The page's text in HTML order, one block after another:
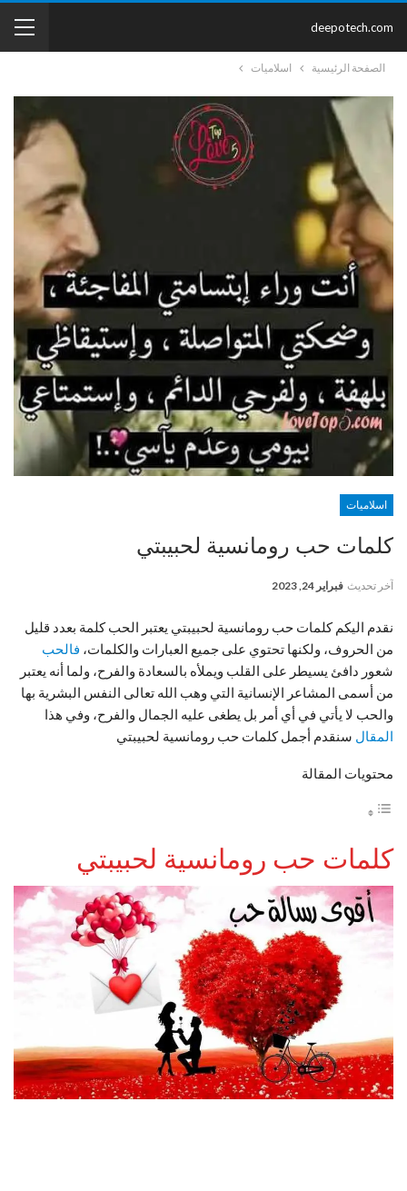
deepotech.com
الصفحة الرئيسية اسلاميات
اسلاميات
كلمات حب رومانسية لحبيبتي
آخر تحديث فبراير 24, 2023
نقدم اليكم كلمات حب رومانسية لحبيبتي يعتبر الحب كلمة بعدد قليل
من الحروف، ولكنها تحتوي على جميع العبارات والكلمات، فالحب
شعور دافئ يسيطر على القلب ويملأه بالسعادة والفرح، ولما أنه يعتبر
من أسمى المشاعر الإنسانية التي وهب الله تعالى النفس البشرية بها
والحب لا يأتي في أي أمر بل يطغى عليه الجمال والفرح، وفي هذا
المقال سنقدم أجمل كلمات حب رومانسية لحبيبتي
محتويات المقالة
كلمات حب رومانسية لحبيبتي